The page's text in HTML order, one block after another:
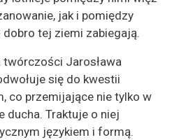
jak i pomiędzy
tej ziemi zabiegają.
twórczości Jarosława
się do kwestii
co przemijające nie tylko w
ducha. Traktuje o niej
językiem i formą.